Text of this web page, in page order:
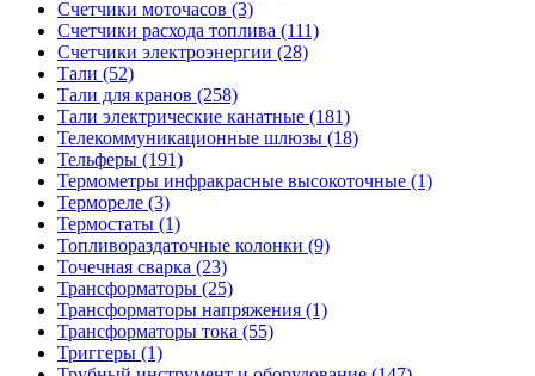
Счетчики моточасов (3)
Счетчики расхода топлива (111)
Счетчики электроэнергии (28)
Тали (52)
Тали для кранов (258)
Тали электрические канатные (181)
Телекоммуникационные шлюзы (18)
Тельферы (191)
Термометры инфракрасные высокоточные (1)
Термореле (3)
Термостаты (1)
Топливораздаточные колонки (9)
Точечная сварка (23)
Трансформаторы (25)
Трансформаторы напряжения (1)
Трансформаторы тока (55)
Триггеры (1)